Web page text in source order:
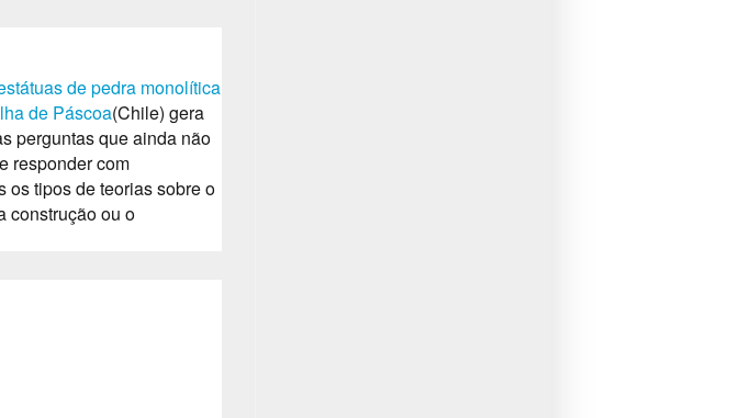
de pedra monolítica
de Páscoa(Chile) gera
perguntas que ainda não
responder com
os tipos de teorias sobre o
construção ou o